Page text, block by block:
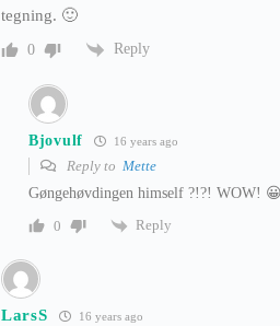
tegning. 🙂
0 Reply
Bjovulf 16 years ago
Reply to Mette
Gøngehøvdingen himself ?!?! WOW! 😀
0
Reply
LarsS 16 years ago